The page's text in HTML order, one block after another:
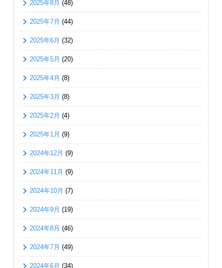
2025年8月 (48)
2025年7月 (44)
2025年6月 (32)
2025年5月 (20)
2025年4月 (8)
2025年3月 (8)
2025年2月 (4)
2025年1月 (9)
2024年12月 (9)
2024年11月 (9)
2024年10月 (7)
2024年9月 (19)
2024年8月 (46)
2024年7月 (49)
2024年6月 (34)